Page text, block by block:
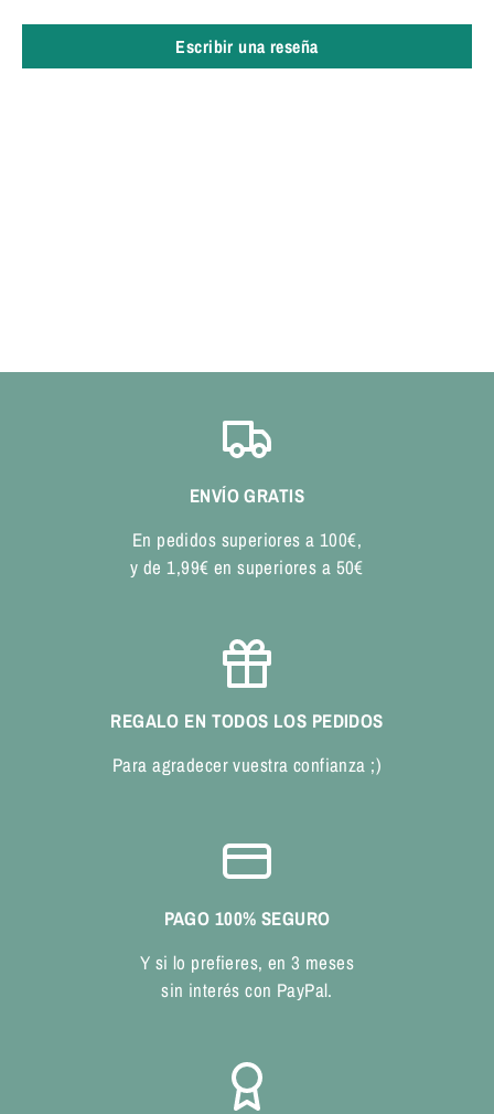
Escribir una reseña
ENVÍO GRATIS
En pedidos superiores a 100€,
y de 1,99€ en superiores a 50€
REGALO EN TODOS LOS PEDIDOS
Para agradecer vuestra confianza ;)
PAGO 100% SEGURO
Y si lo prefieres, en 3 meses
sin interés con PayPal.